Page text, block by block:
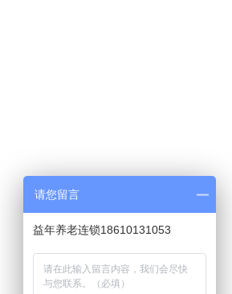
请您留言
益年养老连锁18610131053